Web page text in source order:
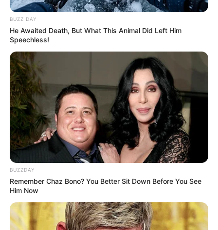
Découvrez le Cheval du jour
Le Pronostic PMU du Quinté du jour en 7
chevaux du GNT 2ÈME ÉTAPE
1er: 7 JE TE CHERCHE
BUZZ DAY
He Awaited Death, But What This Animal Did Left Him
Speechless!
BUZZDAY
Remember Chaz Bono? You Better Sit Down Before You See
Him Now